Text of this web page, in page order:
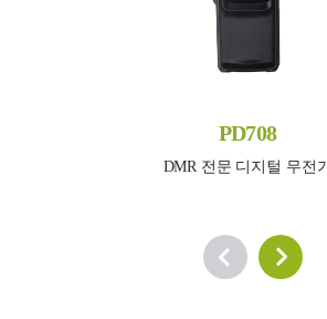
PD708
DMR 전문 디지털 무전기